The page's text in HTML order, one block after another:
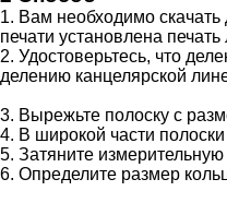
1. Вам необходимо скачать
печати установлена
2. Удостоверьтесь, что
делению канцелярской
3. Вырежьте полоску с
4. В широкой части
5. Затяните измерительную
6. Определите размер